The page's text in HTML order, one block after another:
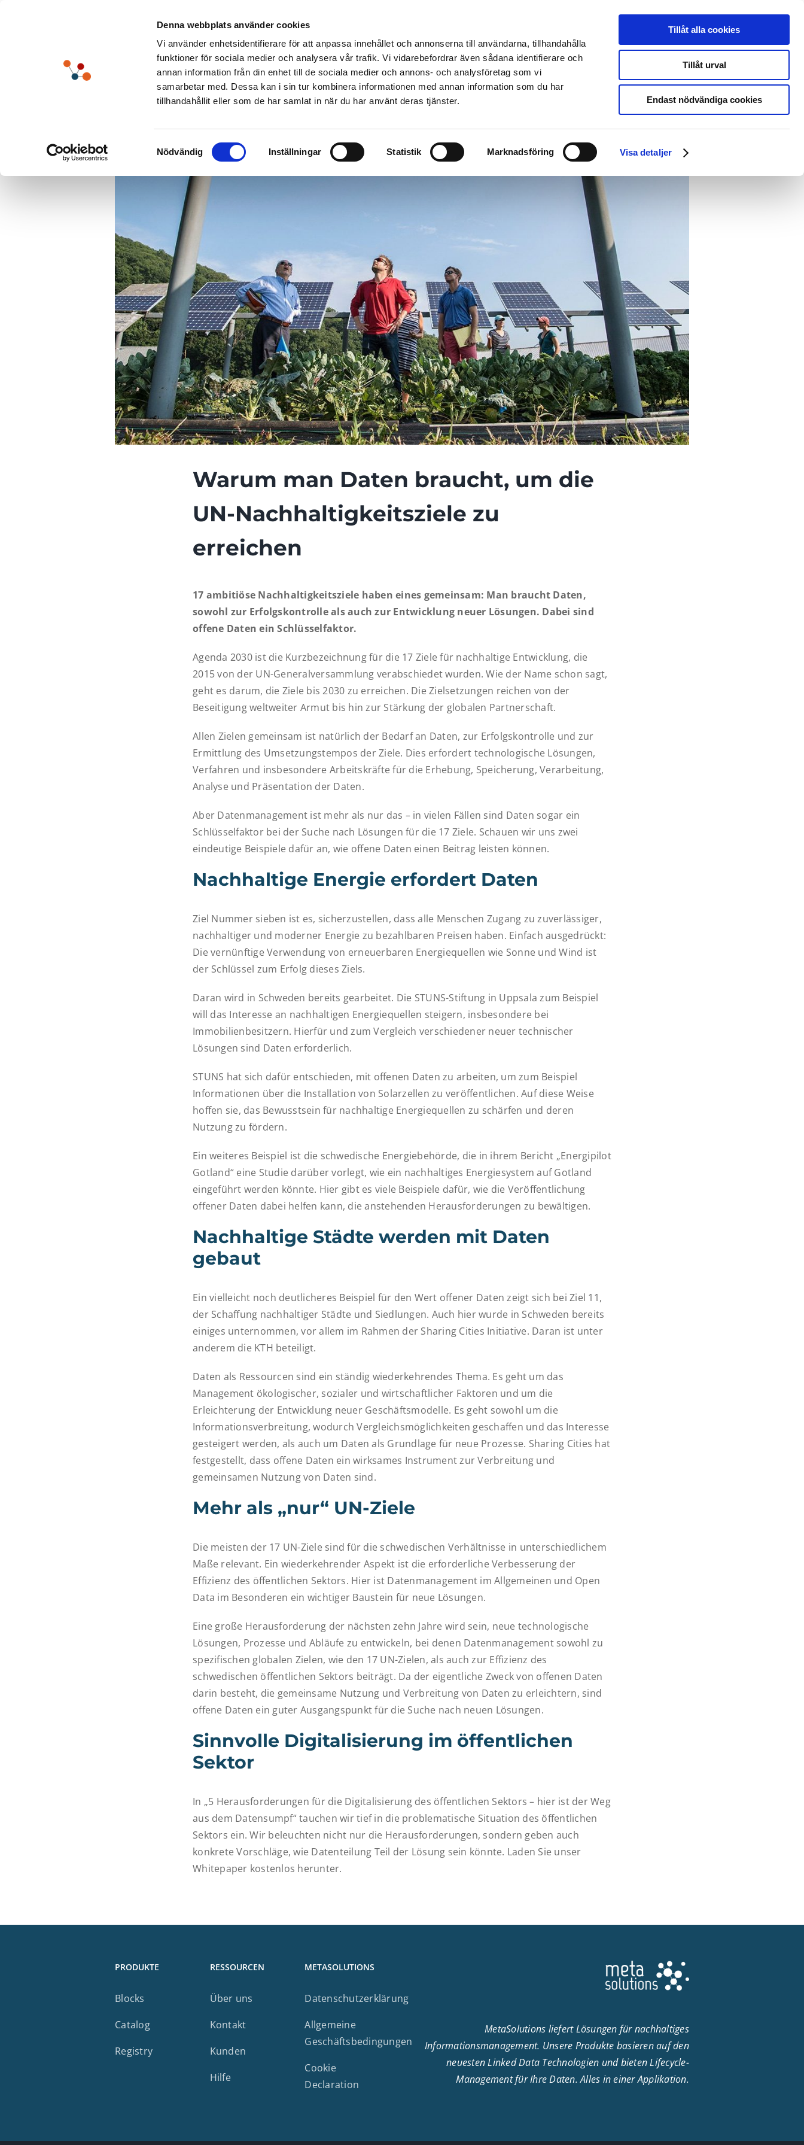
Denna webbplats använder cookies
Vi använder enhetsidentifierare för att anpassa innehållet och annonserna till användarna, tillhandahålla
funktioner för sociala medier och analysera vår trafik. Vi vidarebefordrar även sådana identifierare och
annan information från din enhet till de sociala medier och annons- och analysföretag som vi
samarbetar med. Dessa kan i sin tur kombinera informationen med annan information som du har
tillhandahållit eller som de har samlat in när du har använt deras tjänster.
Samtyckesval
Nödvändig Inställningar Statistik Marknadsföring Visa detaljer
Tillåt alla cookies
Tillåt urval
Endast nödvändiga cookies
Svenska English
Produkte Kunden Lesen & Lernen Über uns EntryScape probieren
Warum man Daten braucht, um die
UN-Nachhaltigkeitsziele zu
erreichen
17 ambitiöse Nachhaltigkeitsziele haben eines gemeinsam: Man braucht Daten,
sowohl zur Erfolgskontrolle als auch zur Entwicklung neuer Lösungen. Dabei sind
offene Daten ein Schlüsselfaktor.
Agenda 2030 ist die Kurzbezeichnung für die 17 Ziele für nachhaltige Entwicklung, die
2015 von der UN-Generalversammlung verabschiedet wurden. Wie der Name schon sagt,
geht es darum, die Ziele bis 2030 zu erreichen. Die Zielsetzungen reichen von der
Beseitigung weltweiter Armut bis hin zur Stärkung der globalen Partnerschaft.
Allen Zielen gemeinsam ist natürlich der Bedarf an Daten, zur Erfolgskontrolle und zur
Ermittlung des Umsetzungstempos der Ziele. Dies erfordert technologische Lösungen,
Verfahren und insbesondere Arbeitskräfte für die Erhebung, Speicherung, Verarbeitung,
Analyse und Präsentation der Daten.
Aber Datenmanagement ist mehr als nur das – in vielen Fällen sind Daten sogar ein
Schlüsselfaktor bei der Suche nach Lösungen für die 17 Ziele. Schauen wir uns zwei
eindeutige Beispiele dafür an, wie offene Daten einen Beitrag leisten können.
Nachhaltige Energie erfordert Daten
Ziel Nummer sieben ist es, sicherzustellen, dass alle Menschen Zugang zu zuverlässiger,
nachhaltiger und moderner Energie zu bezahlbaren Preisen haben. Einfach ausgedrückt:
Die vernünftige Verwendung von erneuerbaren Energiequellen wie Sonne und Wind ist
der Schlüssel zum Erfolg dieses Ziels.
Daran wird in Schweden bereits gearbeitet. Die STUNS-Stiftung in Uppsala zum Beispiel
will das Interesse an nachhaltigen Energiequellen steigern, insbesondere bei
Immobilienbesitzern. Hierfür und zum Vergleich verschiedener neuer technischer
Lösungen sind Daten erforderlich.
STUNS hat sich dafür entschieden, mit offenen Daten zu arbeiten, um zum Beispiel
Informationen über die Installation von Solarzellen zu veröffentlichen. Auf diese Weise
hoffen sie, das Bewusstsein für nachhaltige Energiequellen zu schärfen und deren
Nutzung zu fördern.
Ein weiteres Beispiel ist die schwedische Energiebehörde, die in ihrem Bericht „Energipilot
Gotland“ eine Studie darüber vorlegt, wie ein nachhaltiges Energiesystem auf Gotland
eingeführt werden könnte. Hier gibt es viele Beispiele dafür, wie die Veröffentlichung
offener Daten dabei helfen kann, die anstehenden Herausforderungen zu bewältigen.
Nachhaltige Städte werden mit Daten
gebaut
Ein vielleicht noch deutlicheres Beispiel für den Wert offener Daten zeigt sich bei Ziel 11,
der Schaffung nachhaltiger Städte und Siedlungen. Auch hier wurde in Schweden bereits
einiges unternommen, vor allem im Rahmen der Sharing Cities Initiative. Daran ist unter
anderem die KTH beteiligt.
Daten als Ressourcen sind ein ständig wiederkehrendes Thema. Es geht um das
Management ökologischer, sozialer und wirtschaftlicher Faktoren und um die
Erleichterung der Entwicklung neuer Geschäftsmodelle. Es geht sowohl um die
Informationsverbreitung, wodurch Vergleichsmöglichkeiten geschaffen und das Interesse
gesteigert werden, als auch um Daten als Grundlage für neue Prozesse. Sharing Cities hat
festgestellt, dass offene Daten ein wirksames Instrument zur Verbreitung und
gemeinsamen Nutzung von Daten sind.
Mehr als „nur“ UN-Ziele
Die meisten der 17 UN-Ziele sind für die schwedischen Verhältnisse in unterschiedlichem
Maße relevant. Ein wiederkehrender Aspekt ist die erforderliche Verbesserung der
Effizienz des öffentlichen Sektors. Hier ist Datenmanagement im Allgemeinen und Open
Data im Besonderen ein wichtiger Baustein für neue Lösungen.
Eine große Herausforderung der nächsten zehn Jahre wird sein, neue technologische
Lösungen, Prozesse und Abläufe zu entwickeln, bei denen Datenmanagement sowohl zu
spezifischen globalen Zielen, wie den 17 UN-Zielen, als auch zur Effizienz des
schwedischen öffentlichen Sektors beiträgt. Da der eigentliche Zweck von offenen Daten
darin besteht, die gemeinsame Nutzung und Verbreitung von Daten zu erleichtern, sind
offene Daten ein guter Ausgangspunkt für die Suche nach neuen Lösungen.
Sinnvolle Digitalisierung im öffentlichen
Sektor
In „5 Herausforderungen für die Digitalisierung des öffentlichen Sektors – hier ist der Weg
aus dem Datensumpf“ tauchen wir tief in die problematische Situation des öffentlichen
Sektors ein. Wir beleuchten nicht nur die Herausforderungen, sondern geben auch
konkrete Vorschläge, wie Datenteilung Teil der Lösung sein könnte. Laden Sie unser
Whitepaper kostenlos herunter.
PRODUKTE
Blocks
Catalog
Registry
RESSOURCEN
Über uns
Kontakt
Kunden
Hilfe
METASOLUTIONS
Datenschutzerklärung
Allgemeine
Geschäftsbedingungen
Cookie
Declaration
MetaSolutions liefert Lösungen für nachhaltiges
Informationsmanagement. Unsere Produkte basieren auf den
neuesten Linked Data Technologien und bieten Lifecycle-
Management für Ihre Daten. Alles in einer Applikation.